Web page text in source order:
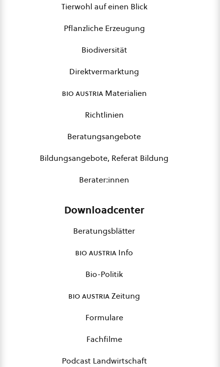
Tierwohl auf einen Blick
Pflanzliche Erzeugung
Biodiversität
Direktvermarktung
bio austriaMaterialien
Richtlinien
Beratungsangebote
Bildungsangebote, Referat Bildung
Berater:innen
Downloadcenter
Beratungsblätter
bio austria Info
Bio-Politik
bio austriaZeitung
Formulare
Fachfilme
Podcast Landwirtschaft